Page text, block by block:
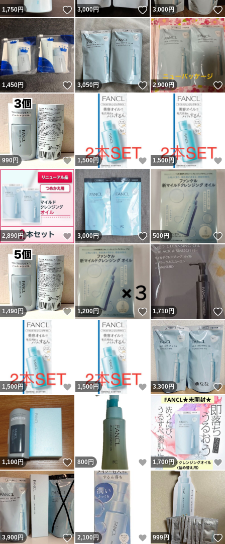
1,750円 いいね！
3,000円 いいね！
3,000円
1,450円 いいね！
3,050円 いいね！
2,900円
990 円 いいね！
1,500円 いいね！
1,500円
2,890 円 いいね！
3,000円 いいね！
500円
1,490 円 いいね！
1,200円 いいね！
1,710円
1,500円 いいね！
1,500円 いいね！
3,300円
1,100円 いいね！
800 円 いいね！
1,700円
3,900円 いいね！
2,100 円 いいね！
999円